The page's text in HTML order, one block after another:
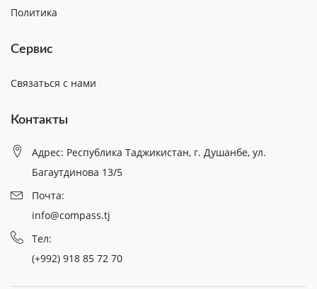
Политика
Сервис
Связаться с нами
Контакты
Адрес: Республика Таджикистан, г. Душанбе, ул.
Багаутдинова 13/5
Почта:
info@compass.tj
Тел:
(+992) 918 85 72 70